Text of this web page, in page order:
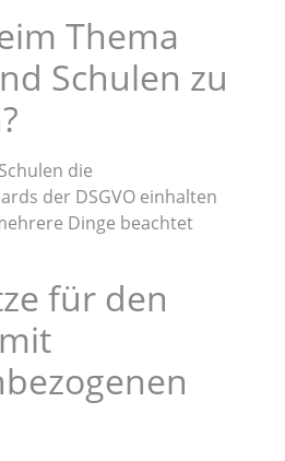
Thema
Schulen zu
die
der DSGVO einhalten
Dinge beachtet
für den